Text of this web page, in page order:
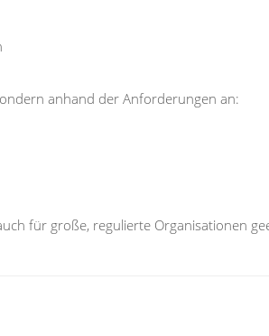
anhand der Anforderungen an:
für große, regulierte Organisationen